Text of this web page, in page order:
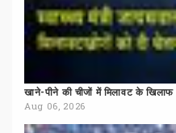
खाने-पीने की चीजों में मिलावट के खिलाफ
Aug 06, 2026